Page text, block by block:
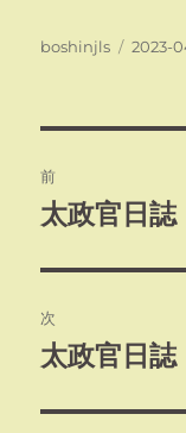
投
boshinjls
投
2023-
稿
ビ
ゲ
ー
前
前
投
稿:
太政官日
次
次
投
太政官日